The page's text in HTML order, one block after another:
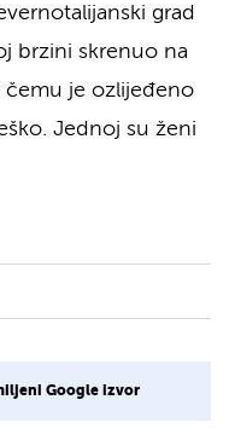
grad
brzini skrenuo na
je ozlijeđeno
Jednoj su ženi
Google izvor